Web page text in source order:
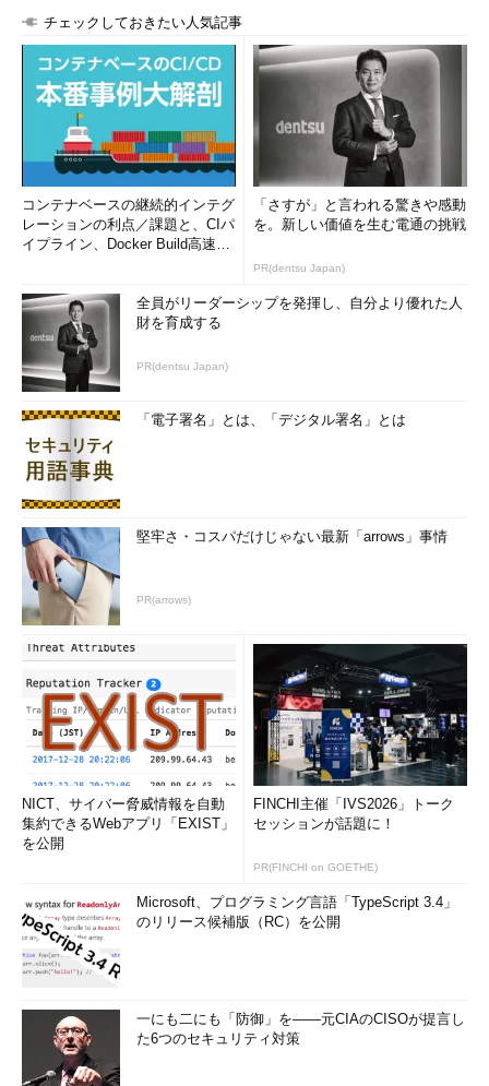
が保存されています。画面2で「y」と入力しましたから、「y」
と表示されました。RANDOMは出力するごとに0～32767の整数
をランダムに返します。
コマンド実行例
echo $変数名
（変数の内容を表示する）（ 画面2）
画面2 環境変数やシェル変数の内容を出力する
目次に戻る
引用符を使いこなす
3）。メッセージに変数が含まれている場合、「"」（二重引用
符）と「'」では扱いが異なります。二重引用符を使うと、変数
の内容を表示します。
画面3メッセージと引用符の関係を示した
目次に戻る
エスケープシーケンスを使用する
「-e」オプションを指定すると、エスケープシーケンスを有効
にできます。例えば「\n」で改行、「\a」でベル音（アラート
音）を出力します（
「\\a」のようにもう1つ「\」を付けて指定しなければなりませ
チェックしておきたい人気記事
コンテナベースの継続的インテグ
レーションの利点／課題と、CIパ
イプライン、Docker Build高速化
「さすが」と言われる驚きや感動
を。新しい価値を生む電通の挑戦
PR(dentsu Japan)
全員がリーダーシップを発揮し、自分より優れた人
財を育成する
PR(dentsu Japan)
「電子署名」とは、「デジタル署名」とは
堅牢さ・コスパだけじゃない最新「arrows」事情
PR(arrows)
NICT、サイバー脅威情報を自動
集約できるWebアプリ「EXIST」
を公開
FINCHI主催「IVS2026」トーク
セッションが話題に！
PR(FINCHI on GOETHE)
Microsoft、プログラミング言語「TypeScript 3.4」
のリリース候補版（RC）を公開
一にも二にも「防御」を――元CIAのCISOが提言し
た6つのセキュリティ対策